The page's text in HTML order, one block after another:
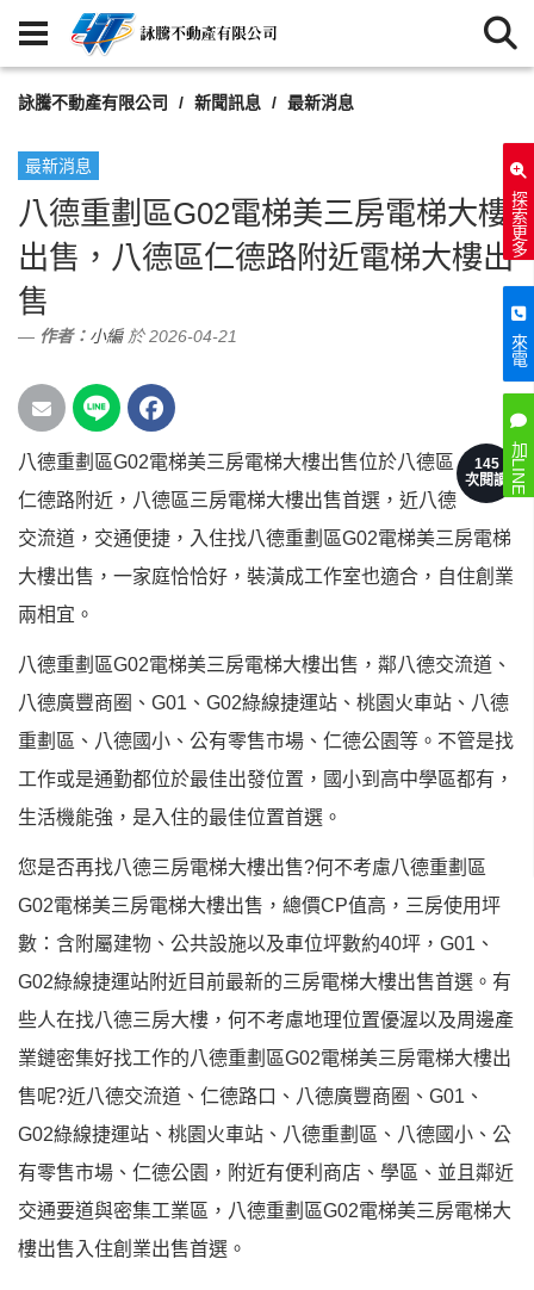
探索更多
來電
加LINE
詠騰不動產有限公司 新聞訊息 最新消息
最新消息
八德重劃區G02電梯美三房電梯大樓
出售，八德區仁德路附近電梯大樓出
售
作者： 小編於 2026-04-21
145
次閱讀
八德重劃區G02電梯美三房電梯大樓出售位於八德區
仁德路附近，八德區三房電梯大樓出售首選，近八德
交流道，交通便捷，入住找八德重劃區G02電梯美三房電梯
大樓出售，一家庭恰恰好，裝潢成工作室也適合，自住創業
兩相宜。
八德重劃區G02電梯美三房電梯大樓出售，鄰八德交流道、
八德廣豐商圈、G01、G02綠線捷運站、桃園火車站、八德
重劃區、八德國小、公有零售市場、仁德公園等。不管是找
工作或是通勤都位於最佳出發位置，國小到高中學區都有，
生活機能強，是入住的最佳位置首選。
您是否再找八德三房電梯大樓出售?何不考慮八德重劃區
G02電梯美三房電梯大樓出售，總價CP值高，三房使用坪
數：含附屬建物、公共設施以及車位坪數約40坪，G01、
G02綠線捷運站附近目前最新的三房電梯大樓出售首選。有
些人在找八德三房大樓，何不考慮地理位置優渥以及周邊產
業鏈密集好找工作的八德重劃區G02電梯美三房電梯大樓出
售呢?近八德交流道、仁德路口、八德廣豐商圈、G01、
G02綠線捷運站、桃園火車站、八德重劃區、八德國小、公
有零售市場、仁德公園，附近有便利商店、學區、並且鄰近
交通要道與密集工業區，八德重劃區G02電梯美三房電梯大
樓出售入住創業出售首選。